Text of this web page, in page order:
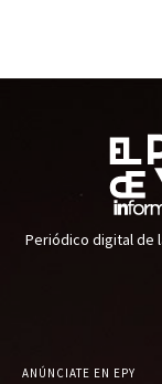
Periódico digital de
ANÚNCIATE EN EPY